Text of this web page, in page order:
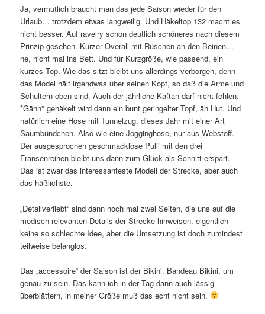
Ja, vermutlich braucht man das jede Saison wieder für den
Urlaub… trotzdem etwas langweilig. Und Häkeltop 132 macht es
nicht besser. Auf ravelry schon deutlich schöneres nach diesem
Prinzip gesehen. Kurzer Overall mit Rüschen an den Beinen…
ne, nicht mal ins Bett. Und für Kurzgröße, wie passend, ein
kurzes Top. Wie das sitzt bleibt uns allerdings verborgen, denn
das Model hält irgendwas über seinen Kopf, so daß die Arme und
Schultern oben sind. Auch der jährliche Kaftan darf nicht fehlen.
*Gähn* gehäkelt wird dann ein bunt geringelter Topf, äh Hut. Und
natürlich eine Hose mit Tunnelzug, dieses Jahr mit einer Art
Saumbündchen. Also wie eine Jogginghose, nur aus Webstoff.
Der ausgesprochen geschmacklose Pulli mit den drei
Fransenreihen bleibt uns dann zum Glück als Schnitt erspart.
Das ist zwar das interessanteste Modell der Strecke, aber auch
das häßlichste.
„Detailverliebt“ sind dann noch mal zwei Seiten, die uns auf die
modisch relevanten Details der Strecke hinweisen. eigentlich
keine so schlechte Idee, aber die Umsetzung ist doch zumindest
teilweise belanglos.
Das „accessoire“ der Saison ist der Bikini. Bandeau Bikini, um
genau zu sein. Das kann ich in der Tag dann auch lässig
überblättern, in meiner Größe muß das echt nicht sein.